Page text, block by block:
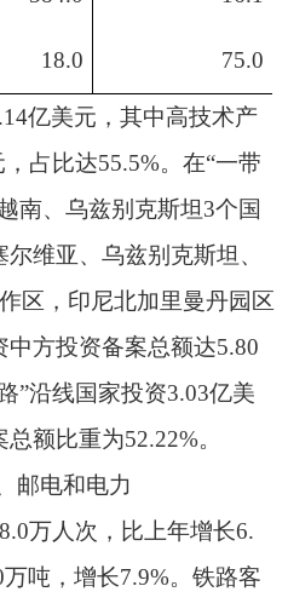
18.0 75.0
亿美元，其中高技术产
占比达55.5%。在“一带
南、乌兹别克斯坦3个国
维亚、乌兹别克斯坦、
区，印尼北加里曼丹园区
方投资备案总额达5.80
”沿线国家投资3.03亿美
总额比重为52.22%。
邮电和电力
万人次，比上年增长6.
万吨，增长7.9%。铁路客